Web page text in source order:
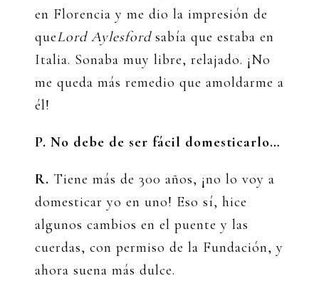
en Florencia y me dio la impresión de
queLord Aylesfordsabía que estaba en
Italia. Sonaba muy libre, relajado. ¡No
me queda más remedio que amoldarme a
él!
P. No debe de ser fácil domesticarlo…
R. Tiene más de 300 años, ¡no lo voy a
domesticar yo en uno! Eso sí, hice
algunos cambios en el puente y las
cuerdas, con permiso de la Fundación, y
ahora suena más dulce.